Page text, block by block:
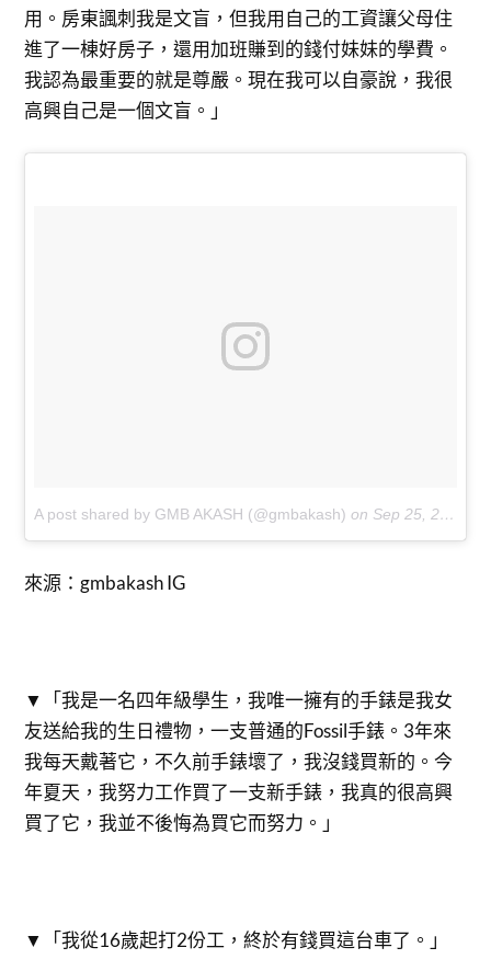
用。房東諷刺我是文盲，但我用自己的工資讓父母住
進了一棟好房子，還用加班賺到的錢付妹妹的學費。
我認為最重要的就是尊嚴。現在我可以自豪說，我很
高興自己是一個文盲。」
A post shared by GMB AKASH (@gmbakash) on Sep 25, 2017 at 7:02am PDT
來源：gmbakash IG
▼「我是一名四年級學生，我唯一擁有的手錶是我女
友送給我的生日禮物，一支普通的Fossil手錶。3年來
我每天戴著它，不久前手錶壞了，我沒錢買新的。今
年夏天，我努力工作買了一支新手錶，我真的很高興
買了它，我並不後悔為買它而努力。」
▼「我從16歲起打2份工，終於有錢買這台車了。」